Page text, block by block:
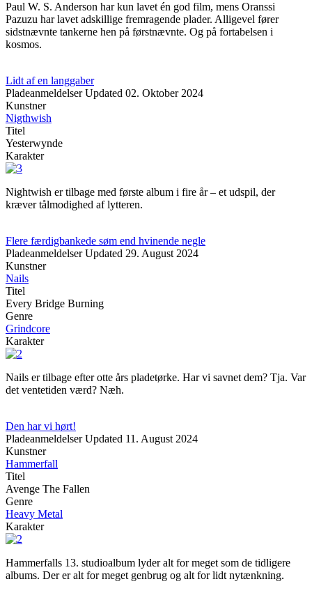
Paul W. S. Anderson har kun lavet én god film, mens Oranssi
Pazuzu har lavet adskillige fremragende plader. Alligevel fører
sidstnævnte tankerne hen på førstnævnte. Og på fortabelsen i
kosmos.
Lidt af en langgaber
Pladeanmeldelser Updated 02. Oktober 2024
Kunstner
Nigthwish
Titel
Yesterwynde
Karakter
Nightwish er tilbage med første album i fire år – et udspil, der
kræver tålmodighed af lytteren.
Flere færdigbankede søm end hvinende negle
Pladeanmeldelser Updated 29. August 2024
Kunstner
Nails
Titel
Every Bridge Burning
Genre
Grindcore
Karakter
Nails er tilbage efter otte års pladetørke. Har vi savnet dem? Tja. Var
det ventetiden værd? Næh.
Den har vi hørt!
Pladeanmeldelser Updated 11. August 2024
Kunstner
Hammerfall
Titel
Avenge The Fallen
Genre
Heavy Metal
Karakter
Hammerfalls 13. studioalbum lyder alt for meget som de tidligere
albums. Der er alt for meget genbrug og alt for lidt nytænkning.